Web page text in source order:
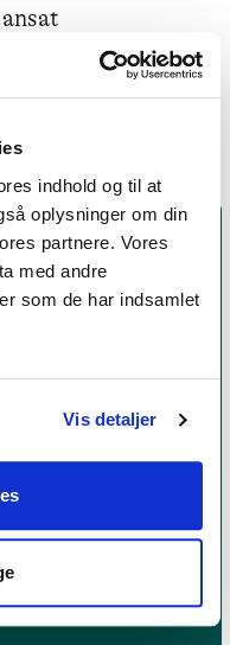
indhold og til at
oplysninger om din
partnere. Vores
med andre
som de har indsamlet
Vis detaljer
medlemmer skal
uddannelse og